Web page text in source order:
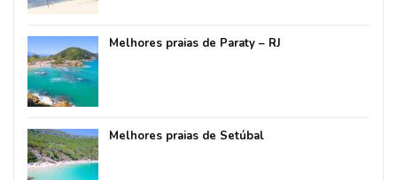
Melhores praias de Paraty – RJ
Melhores praias de Setúbal